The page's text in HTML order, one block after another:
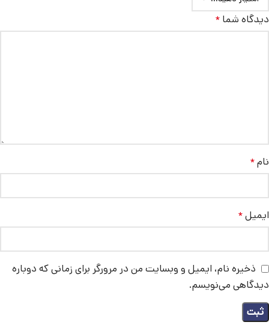
دیدگاه شما *
نام*
ایمیل*
ذخیره نام، ایمیل و وبسایت من در مرورگر برای زمانی که دوباره
دیدگاهی می‌نویسم.